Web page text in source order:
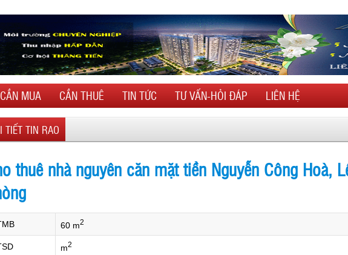
CẦN MUA CẦN THUÊ TIN TỨC TƯ VẤN-HỎI ĐÁP LIÊN HỆ
TIẾT TIN RAO
thuê nhà nguyên căn mặt tiền Nguyễn Công Hoà,
60 m2
m2